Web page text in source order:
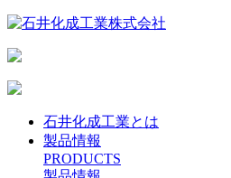
石井化成工業とは
製品情報
PRODUCTS